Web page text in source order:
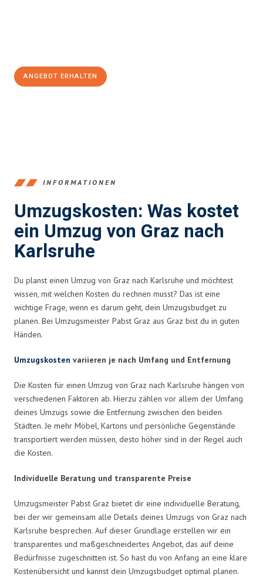
ANGEBOT ERHALTEN
INFORMATIONEN
Umzugskosten: Was kostet
ein Umzug von Graz nach
Karlsruhe
Du planst einen Umzug von Graz nach Karlsruhe und möchtest
wissen, mit welchen Kosten du rechnen musst? Das ist eine
wichtige Frage, wenn es darum geht, dein Umzugsbudget zu
planen. Bei Umzugsmeister Pabst Graz aus Graz bist du in guten
Händen.
Umzugskosten variieren je nach Umfang und Entfernung
Die Kosten für einen Umzug von Graz nach Karlsruhe hängen von
verschiedenen Faktoren ab. Hierzu zählen vor allem der Umfang
deines Umzugs sowie die Entfernung zwischen den beiden
Städten. Je mehr Möbel, Kartons und persönliche Gegenstände
transportiert werden müssen, desto höher sind in der Regel auch
die Kosten.
Individuelle Beratung und transparente Preise
Umzugsmeister Pabst Graz bietet dir eine individuelle Beratung,
bei der wir gemeinsam alle Details deines Umzugs von Graz nach
Karlsruhe besprechen. Auf dieser Grundlage erstellen wir ein
transparentes und maßgeschneidertes Angebot, das auf deine
Bedürfnisse zugeschnitten ist. So hast du von Anfang an eine klare
Kostenübersicht und kannst dein Umzugsbudget optimal planen.